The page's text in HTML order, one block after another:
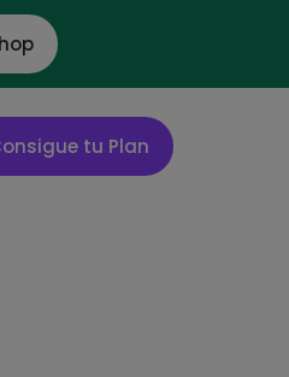
tu Plan